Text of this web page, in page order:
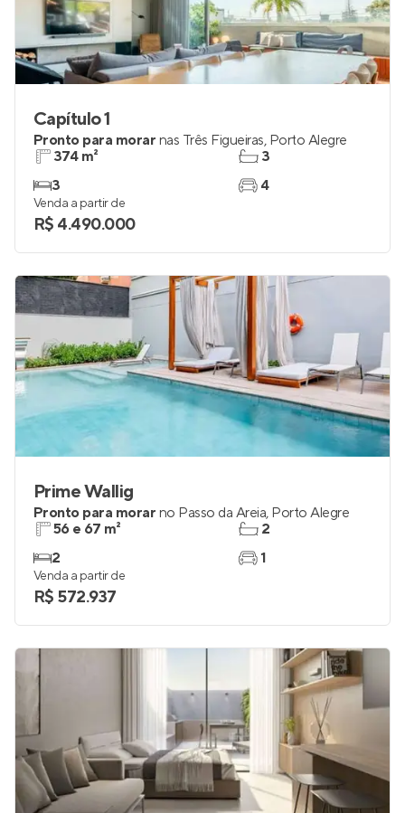
Capítulo 1
Pronto para morar nas Três Figueiras, Porto Alegre
374 m²
3
3
4
Venda a partir de
R$ 4.490.000
Prime Wallig
Pronto para morar no Passo da Areia, Porto Alegre
56 e 67 m²
2
2
1
Venda a partir de
R$ 572.937